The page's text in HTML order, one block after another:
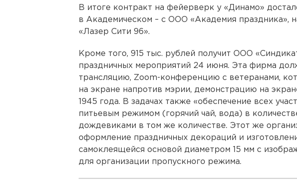
В итоге контракт на фейерверк у «Динамо»
в Академическом – с ООО «Академия праздника»,
«Лазер Сити 96».
Кроме того, 915 тыс. рублей получит ООО
праздничных мероприятий 24 июня. Эта фирма
трансляцию, Zoom-конференцию с ветеранами,
на экране напротив мэрии, демонстрацию на
1945 года. В задачах также «обеспечение всех
питьевым режимом (горячий чай, вода) в
дождевиками в том же количестве. Этот же
оформление праздничных декораций и
самоклеящейся основой диаметром 15 мм с
для организации пропускного режима.